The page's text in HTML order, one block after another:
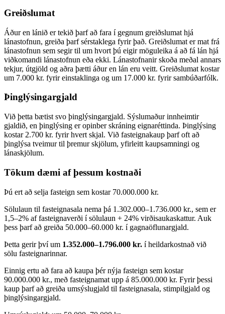
Greiðslumat
Áður en lánið er tekið þarf að fara í gegnum greiðslumat hjá
lánastofnun, greiða þarf sérstaklega fyrir það. Greiðslumat er mat frá
lánastofnun sem segir til um hvort þú eigir möguleika á að fá lán hjá
viðkomandi lánastofnun eða ekki. Lánastofnanir skoða meðal annars
tekjur, útgjöld og aðra þætti áður en lán eru veitt. Greiðslumat kostar
um 7.000 kr. fyrir einstaklinga og um 17.000 kr. fyrir sambúðarfólk.
Þinglýsingargjald
Við þetta bætist svo þinglýsingargjald. Sýslumaður innheimtir
gjaldið, en þinglýsing er opinber skráning eignaréttinda. Þinglýsing
kostar 2.700 kr. fyrir hvert skjal. Við fasteignakaup þarf oft að
þinglýsa tveimur til þremur skjölum, yfirleitt kaupsamningi og
lánaskjölum.
Tökum dæmi af þessum kostnaði
Þú ert að selja fasteign sem kostar 70.000.000 kr.
Sölulaun til fasteignasala nema þá 1.302.000–1.736.000 kr., sem er
1,5–2% af fasteignaverði í sölulaun + 24% virðisaukaskattur. Auk
þess þarf að greiða 50.000–60.000 kr. í gagnaöflunargjald.
Þetta gerir því um 1.352.000–1.796.000 kr. í heildarkostnað við
sölu fasteignarinnar.
Einnig ertu að fara að kaupa þér nýja fasteign sem kostar
90.000.000 kr., með fasteignamat upp á 85.000.000 kr. Fyrir þessi
kaup þarf að greiða umsýslugjald til fasteignasala, stimpilgjald og
þinglýsingargjald.